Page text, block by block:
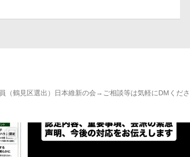
見区選出）日本維新の会→ご相談等は気軽にDMくださ